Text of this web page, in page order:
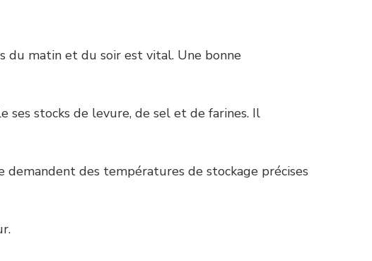
du matin et du soir est vital. Une bonne
ses stocks de levure, de sel et de farines. Il
des températures de stockage précises